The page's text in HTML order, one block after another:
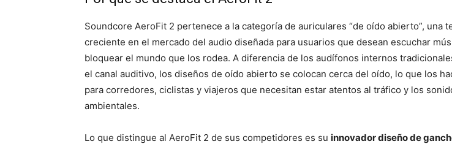
Soundcore AeroFit 2 pertenece a la categoría de auriculares “de oído abierto”, una
creciente en el mercado del audio diseñada para usuarios que desean escuchar
bloquear el mundo que los rodea. A diferencia de los audífonos internos
el canal auditivo, los diseños de oído abierto se colocan cerca del oído, lo que los
para corredores, ciclistas y viajeros que necesitan estar atentos al tráfico y los
ambientales.
Lo que distingue al AeroFit 2 de sus competidores es su innovador diseño de